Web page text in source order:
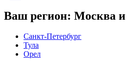
Ваш регион: Москва и
Санкт-Петербург
Тула
Орел